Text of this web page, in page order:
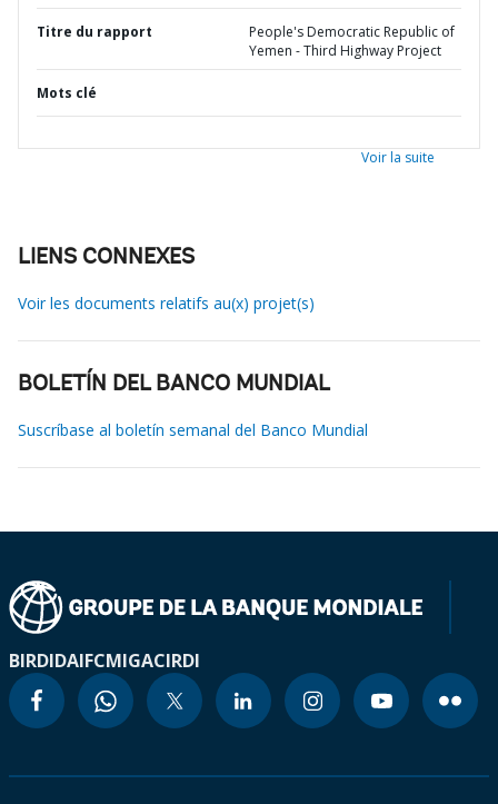
Titre du rapport
People's Democratic Republic of
Yemen - Third Highway Project
Mots clé
Voir la suite
LIENS CONNEXES
Voir les documents relatifs au(x) projet(s)
BOLETÍN DEL BANCO MUNDIAL
Suscríbase al boletín semanal del Banco Mundial
BIRDIDAIFCMIGACIRDI